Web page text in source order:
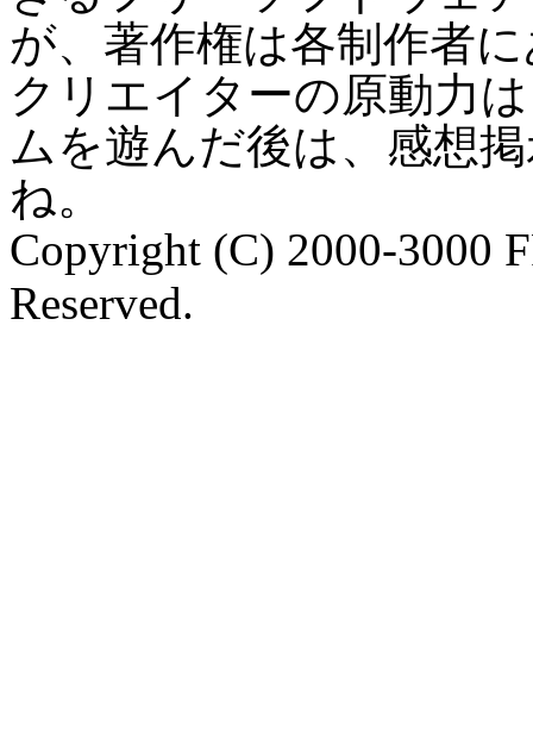
が、著作権は各制作者
クリエイターの原動力
ムを遊んだ後は、感想
ね。
Copyright (C) 2000-3000
Reserved.